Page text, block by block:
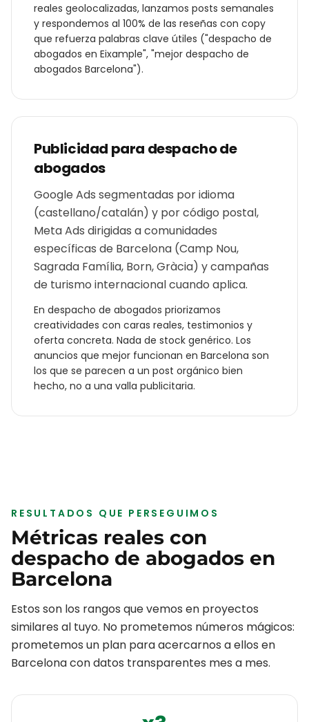
reales geolocalizadas, lanzamos posts semanales
y respondemos al 100% de las reseñas con copy
que refuerza palabras clave útiles ("despacho de
abogados en Eixample", "mejor despacho de
abogados Barcelona").
Publicidad para despacho de
abogados
Google Ads segmentadas por idioma
(castellano/catalán) y por código postal,
Meta Ads dirigidas a comunidades
específicas de Barcelona (Camp Nou,
Sagrada Família, Born, Gràcia) y campañas
de turismo internacional cuando aplica.
En despacho de abogados priorizamos
creatividades con caras reales, testimonios y
oferta concreta. Nada de stock genérico. Los
anuncios que mejor funcionan en Barcelona son
los que se parecen a un post orgánico bien
hecho, no a una valla publicitaria.
RESULTADOS QUE PERSEGUIMOS
Métricas reales con
despacho de abogados en
Barcelona
Estos son los rangos que vemos en proyectos
similares al tuyo. No prometemos números mágicos:
prometemos un plan para acercarnos a ellos en
Barcelonacon datos transparentes mes a mes.